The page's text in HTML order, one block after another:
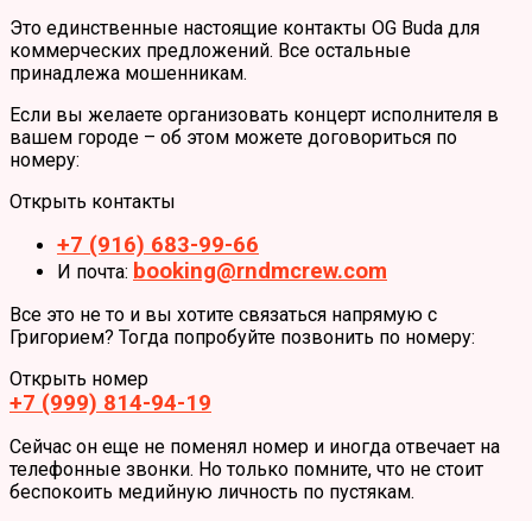
Это единственные настоящие контакты OG Buda для
коммерческих предложений. Все остальные
принадлежа мошенникам.
Если вы желаете организовать концерт исполнителя в
вашем городе – об этом можете договориться по
номеру:
Открыть контакты
+7 (916) 683-99-66
И почта: booking@rndmcrew.com
Все это не то и вы хотите связаться напрямую с
Григорием? Тогда попробуйте позвонить по номеру:
Открыть номер
+7 (999) 814-94-19
Сейчас он еще не поменял номер и иногда отвечает на
телефонные звонки. Но только помните, что не стоит
беспокоить медийную личность по пустякам.